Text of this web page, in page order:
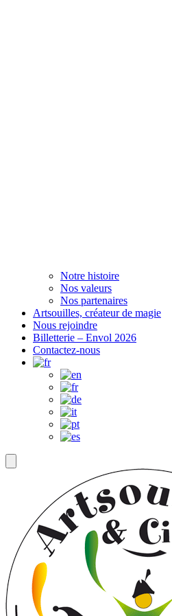
Notre histoire
Nos valeurs
Nos partenaires
Artsouilles, créateur de magie
Nous rejoindre
Billetterie – Envol 2026
Contactez-nous